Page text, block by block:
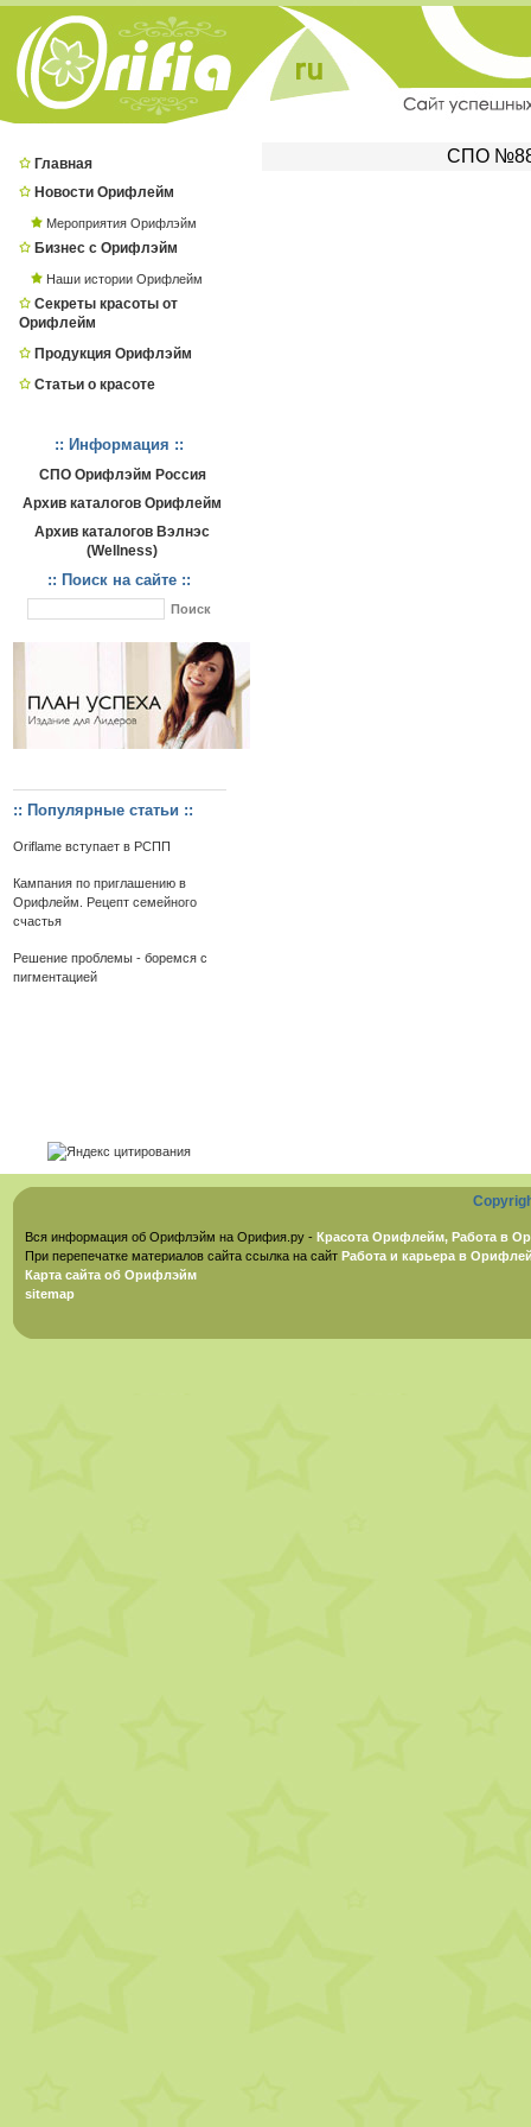
Главная
Новости Орифлейм
Мероприятия Орифлэйм
Бизнес с Орифлэйм
Наши истории Орифлейм
Секреты красоты от
Орифлейм
Продукция Орифлэйм
Статьи о красоте
:: Информация ::
СПО Орифлэйм Россия
Архив каталогов Орифлейм
Архив каталогов Вэлнэс
(Wellness)
:: Поиск на сайте ::
:: Популярные статьи ::
Oriflame вступает в РСПП
Кампания по приглашению в
Орифлейм. Рецепт семейного
счастья
Решение проблемы - боремся с
пигментацией
СПО
Вся информация об Орифлэйм на Орифия.ру - Красота Орифлейм, Работа в
При перепечатке материалов сайта ссылка на сайт Работа и карьера в
Карта сайта об Орифлэйм
sitemap